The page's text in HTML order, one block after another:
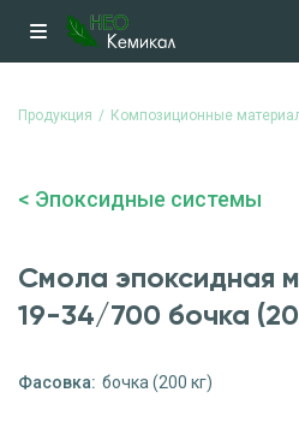
Продукция Композиционные
Эпоксидные системы
Смола эпоксидная
19-34/700 бочка
Фасовка: бочка (200 кг)